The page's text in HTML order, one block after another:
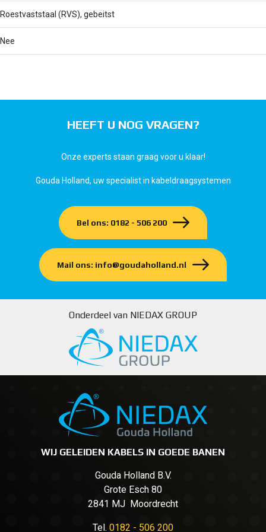
Roestvaststaal (RVS), gebeitst
Nee
HEEFT U NOG VRAGEN?
Onze experts staan graag voor u klaar!
Gouda Holland, uw specialist in kabeldraagsystemen
Bel ons: 0182 - 506 200
Mail ons: info@goudaholland.nl
Onderdeel van NIEDAX GROUP
WIJ GELEIDEN KABELS IN GOEDE BANEN
Gouda Holland B.V.
Grote Esch 80
2841 MJ Moordrecht
Tel. 0182 - 506 200